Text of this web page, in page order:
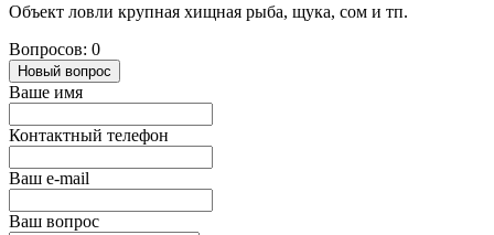
Объект ловли крупная хищная рыба, щука, сом и тп.
Вопросов: 0
Новый вопрос
Ваше имя
Контактный телефон
Ваш e-mail
Ваш вопрос